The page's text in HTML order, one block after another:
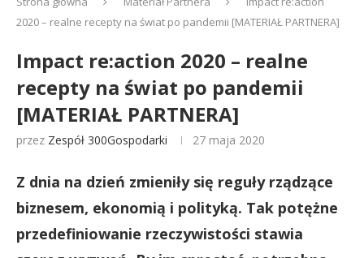
2020 – realne recepty na świat po pandemii [MATERIAŁ PARTNERA]
Impact re:action 2020 – realne
recepty na świat po pandemii
[MATERIAŁ PARTNERA]
przez Zespół 300Gospodarki 27 maja 2020
Z dnia na dzień zmieniły się reguły rządzące
biznesem, ekonomią i polityką. Tak potężne
przedefiniowanie rzeczywistości stawia